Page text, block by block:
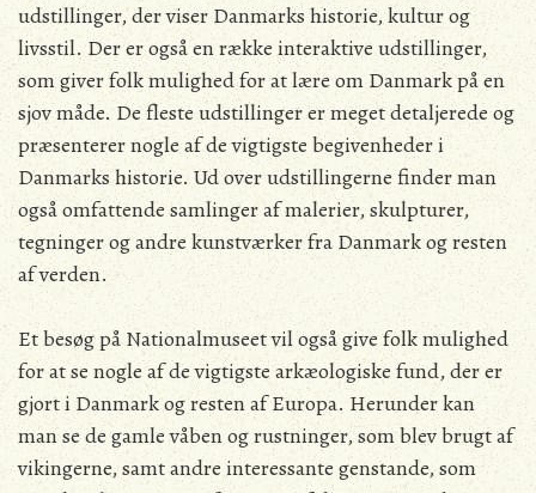
udstillinger, der viser Danmarks historie, kultur og
livsstil. Der er også en række interaktive udstillinger,
som giver folk mulighed for at lære om Danmark på en
sjov måde. De fleste udstillinger er meget detaljerede og
præsenterer nogle af de vigtigste begivenheder i
Danmarks historie. Ud over udstillingerne finder man
også omfattende samlinger af malerier, skulpturer,
tegninger og andre kunstværker fra Danmark og resten
af verden.
Et besøg på Nationalmuseet vil også give folk mulighed
for at se nogle af de vigtigste arkæologiske fund, der er
gjort i Danmark og resten af Europa. Herunder kan
man se de gamle våben og rustninger, som blev brugt af
vikingerne, samt andre interessante genstande, som